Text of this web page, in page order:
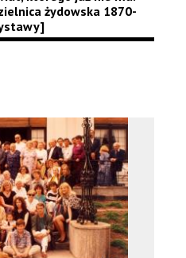
żydowska 1870-